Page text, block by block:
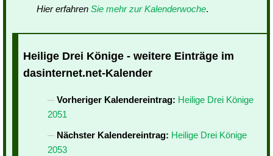
Hier erfahren Sie mehr zur Kalenderwoche.
Heilige Drei Könige - weitere Einträge im
dasinternet.net-Kalender
Vorheriger Kalendereintrag: Heilige Drei Könige
2051
Nächster Kalendereintrag: Heilige Drei Könige
2053